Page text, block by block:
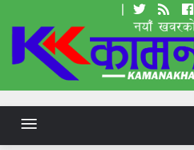
|
Toggle
navigation